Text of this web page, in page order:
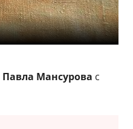
Павла Мансурова с